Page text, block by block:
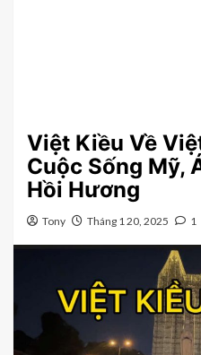
Việt Kiều Về
Cuộc Sống Mỹ,
Hồi Hương
Tony Tháng 1 20, 2025 1